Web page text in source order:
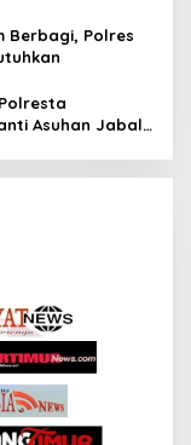
Berbagi, Polres
Asuhan Jabal